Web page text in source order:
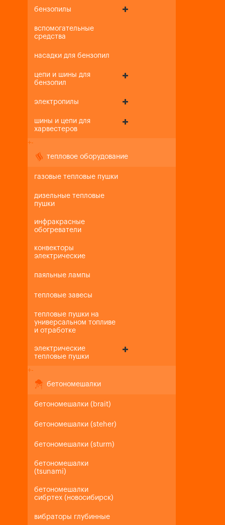
бензопилы
вспомогательные
средства
насадки для бензопил
цепи и шины для
бензопил
электропилы
шины и цепи для
харвестеров
+-
тепловое оборудование
газовые тепловые пушки
дизельные тепловые
пушки
инфракрасные
обогреватели
конвекторы
электрические
паяльные лампы
тепловые завесы
тепловые пушки на
универсальном топливе
и отработке
электрические
тепловые пушки
+-
бетономешалки
бетономешалки (brait)
бетономешалки (steher)
бетономешалки (sturm)
бетономешалки
(tsunami)
бетономешалки
сибртех (новосибирск)
вибраторы глубинные